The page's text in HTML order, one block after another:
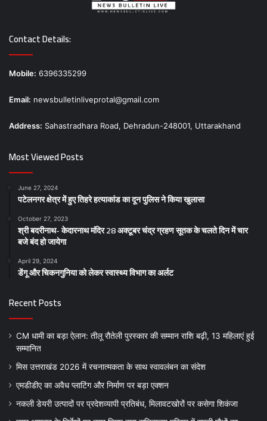
Contact Details:
Mobile: 6396335299
Email: newsbulletinliveprotal@gmail.com
Address: Sahastradhara Road, Dehradun-248001, Uttarakhand
Most Viewed Posts
June 27, 2024
पटेलनगर क्षेत्र में हुए तिहरे हत्याकांड का दून पुलिस ने किया खुलासा
October 27, 2023
श्री बदरीनाथ- केदारनाथ मंदिर 28 अक्टूबर चंद्र ग्रहण सूतक के चलते दिन में चार
बजे बंद हो जायेगा
April 29, 2024
डेंगू और चिकनगुनिया को लेकर स्वास्थ्य विभाग का अर्लट
Recent Posts
CM धामी का बड़ा ऐलान: तीलू रौतेली पुरस्कार की सम्मान राशि बढ़ी, 13 महिलाएं हुई
सम्मानित
मिस उत्तराखंड 2026 में रचनात्मकता के साथ स्वावलंबन का संदेश
एमडीडीए का अवैध प्लाटिंग और निर्माण पर बड़ा एक्शन
नकली डेयरी उत्पादों पर प्रदेशव्यापी प्रतिबंध, मिलावटखोरों पर कसेगा शिकंजा